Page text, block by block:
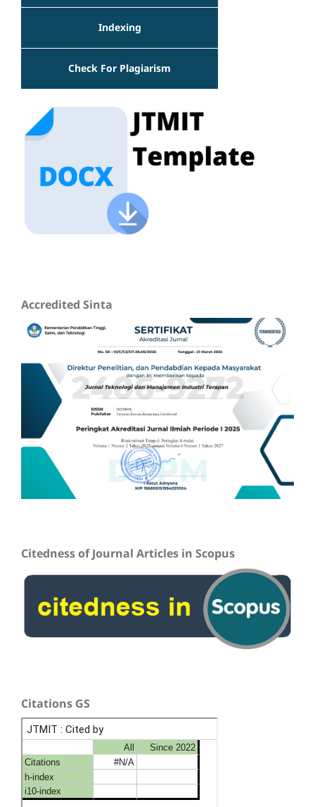
Indexing
Check For Plagiarism
Accredited Sinta
Citedness of Journal Articles in Scopus
Citations GS